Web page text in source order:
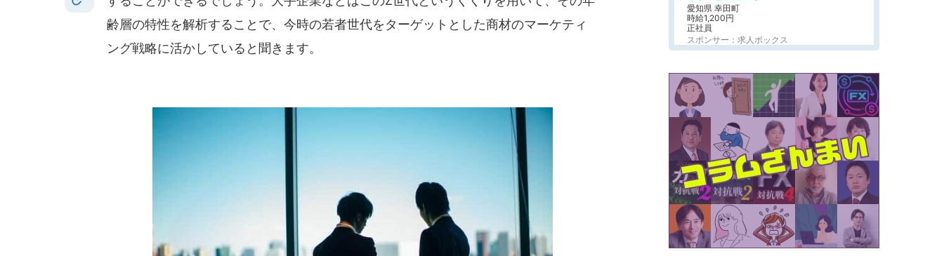
齢層の特性を解析することで、今時の若者世代をターゲットとした商材のマーケティ
ング戦略に活かしていると聞きます。
愛知県 幸田町
時給1,200円
正社員
スポンサー：求人ボックス